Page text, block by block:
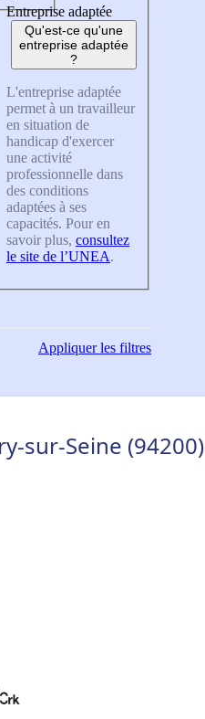
Entreprise adaptée
Qu'est-ce qu'une
entreprise adaptée
?
L'entreprise adaptée
permet à un travailleur
en situation de
handicap d'exercer
une activité
professionnelle dans
des conditions
adaptées à ses
capacités. Pour en
savoir plus, consultez
le site de l’UNEA.
Appliquerles filtres
sur-Seine (94200)